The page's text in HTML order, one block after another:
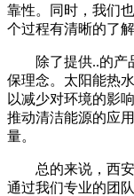
靠性。同时，我们
个过程有清晰的了
除了提供..的
保理念。太阳能热
以减少对环境的影
推动清洁能源的应
量。
总的来说，西
通过我们专业的团